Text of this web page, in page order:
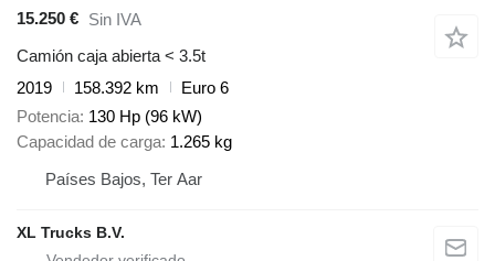
15.250 € Sin IVA
Camión caja abierta < 3.5t
2019
158.392 km
Euro 6
Potencia 130 Hp (96 kW)
Capacidad de carga 1.265 kg
Países Bajos, Ter Aar
XL Trucks B.V.